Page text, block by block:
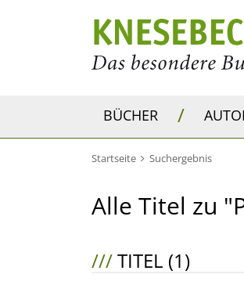
BÜCHER /
Startseite Suchergebnis
Alle Titel zu
///TITEL (1)